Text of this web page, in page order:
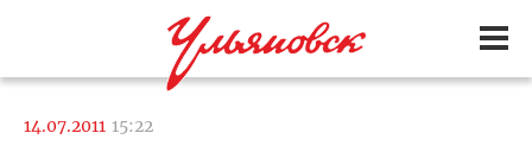
14.07.2011 15:22